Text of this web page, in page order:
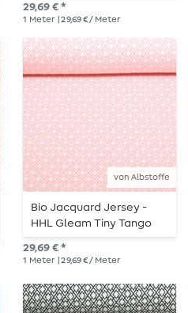
29,69 € *
1 Meter | 29,69 € / Meter
von Albstoffe
Bio Jacquard Jersey -
HHL Gleam Tiny Tango
Knit Rosa
29,69 € *
1 Meter | 29,69 € / Meter